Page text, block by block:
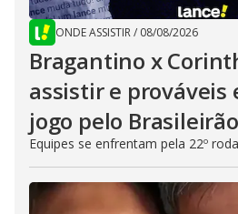
ONDE ASSISTIR/ 08/08/2026
Bragantino x
assistir e prováveis
jogo pelo Brasileirão
Equipes se enfrentam pela 22º